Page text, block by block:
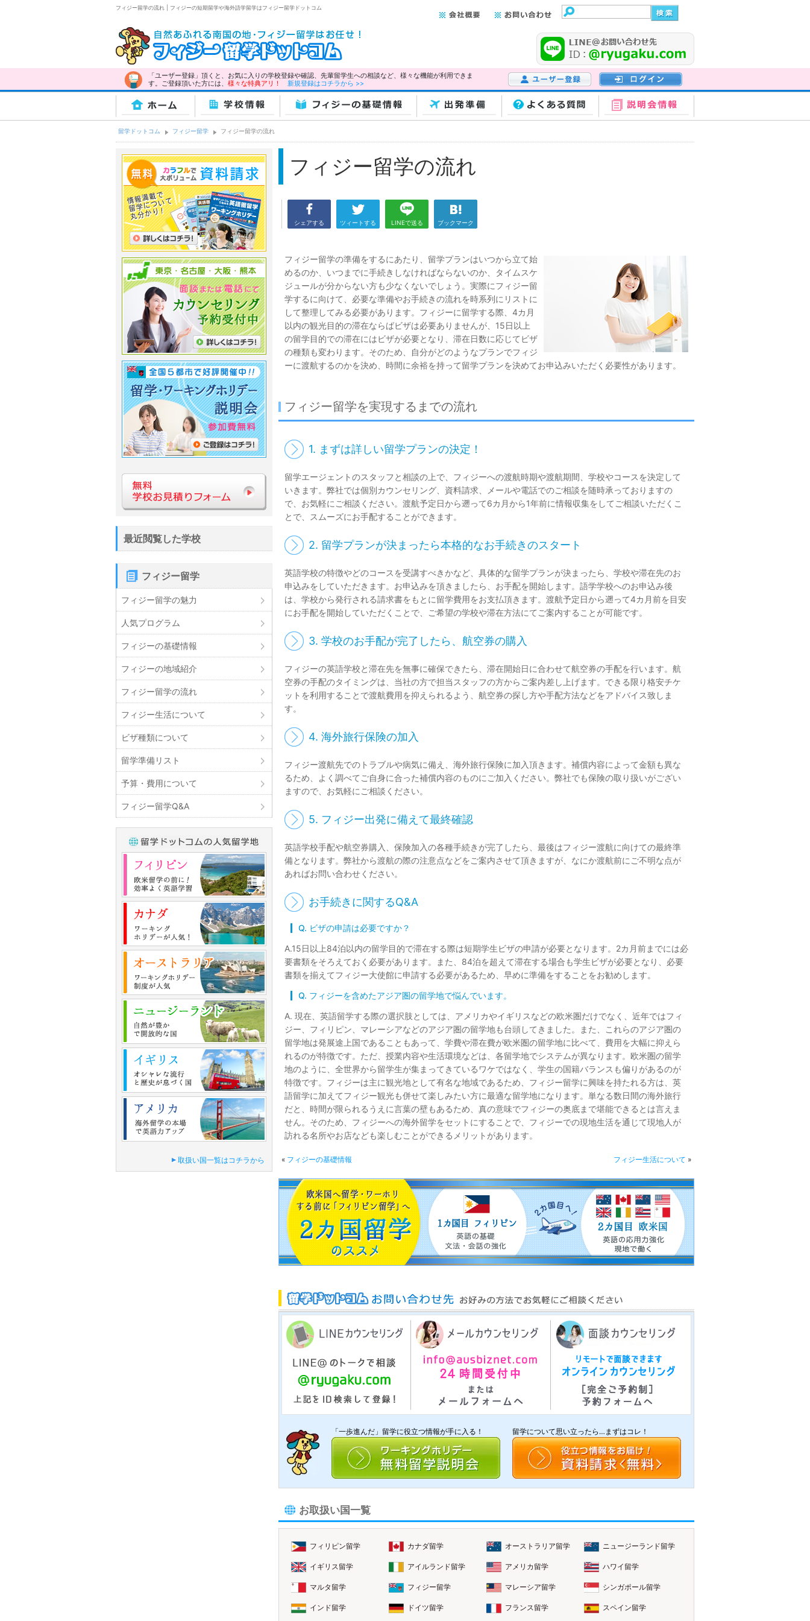
フィジー留学の流れ | フィジーの短期留学や海外語学留学はフィジー留学ドットコム
「ユーザー登録」頂くと、お気に入りの学校登録や確認、先輩留学生への相談など、様々な機能が利用できま
す。ご登録頂いた方には、 様々な特典アリ！
新規登録はコチラから >>
ユーザー登録
ログイン
ホーム 学校情報
留学ドットコム フィジー留学 フィジー留学の流れ
フィジー留学の流れ
シェアする ツィートする LINEで送る ブックマーク
フィジー留学の準備をするにあたり、留学プランはいつから立て始
めるのか、いつまでに手続きしなければならないのか、タイムスケ
ジュールが分からない方も少なくないでしょう。実際にフィジー留
学するに向けて、必要な準備やお手続きの流れを時系列にリストに
して整理してみる必要があります。フィジーに留学する際、4カ月
以内の観光目的の滞在ならばビザは必要ありませんが、15日以上
の留学目的での滞在にはビザが必要となり、滞在日数に応じてビザ
の種類も変わります。そのため、自分がどのようなプランでフィジ
ーに渡航するのかを決め、時間に余裕を持って留学プランを決めてお申込みいただく必要性があります。
フィジー留学を実現するまでの流れ
1. まずは詳しい留学プランの決定！
留学エージェントのスタッフと相談の上で、フィジーへの渡航時期や渡航期間、学校やコースを決定して
いきます。弊社では個別カウンセリング、資料請求、メールや電話でのご相談を随時承っておりますの
で、お気軽にご相談ください。渡航予定日から遡って6カ月から1年前に情報収集をしてご相談いただくこ
とで、スムーズにお手配することができます。
2. 留学プランが決まったら本格的なお手続きのスタート
英語学校の特徴やどのコースを受講すべきかなど、具体的な留学プランが決まったら、学校や滞在先のお
申込みをしていただきます。お申込みを頂きましたら、お手配を開始します。語学学校へのお申込み後
は、学校から発行される請求書をもとに留学費用をお支払頂きます。渡航予定日から遡って4カ月前を目安
にお手配を開始していただくことで、ご希望の学校や滞在方法にてご案内することが可能です。
3. 学校のお手配が完了したら、航空券の購入
フィジーの英語学校と滞在先を無事に確保できたら、滞在開始日に合わせて航空券の手配を行います。航
空券の手配のタイミングは、当社の方で担当スタッフの方からご案内差し上げます。できる限り格安チケ
ットを利用することで渡航費用を抑えられるよう、航空券の探し方や手配方法などをアドバイス致しま
す。
4. 海外旅行保険の加入
フィジー渡航先でのトラブルや病気に備え、海外旅行保険に加入頂きます。補償内容によって金額も異な
るため、よく調べてご自身に合った補償内容のものにご加入ください。弊社でも保険の取り扱いがござい
ますので、お気軽にご相談ください。
5. フィジー出発に備えて最終確認
英語学校手配や航空券購入、保険加入の各種手続きが完了したら、最後はフィジー渡航に向けての最終準
備となります。弊社から渡航の際の注意点などをご案内させて頂きますが、なにか渡航前にご不明な点が
あればお問い合わせください。
お手続きに関するQ&A
Q. ビザの申請は必要ですか？
A.15日以上84泊以内の留学目的で滞在する際は短期学生ビザの申請が必要となります。2カ月前までには必
要書類をそろえておく必要があります。また、84泊を超えて滞在する場合も学生ビザが必要となり、必要
書類を揃えてフィジー大使館に申請する必要があるため、早めに準備をすることをお勧めします。
Q. フィジーを含めたアジア圏の留学地で悩んでいます。
A. 現在、英語留学する際の選択肢としては、アメリカやイギリスなどの欧米圏だけでなく、近年ではフィ
ジー、フィリピン、マレーシアなどのアジア圏の留学地も台頭してきました。また、これらのアジア圏の
留学地は発展途上国であることもあって、学費や滞在費が欧米圏の留学地に比べて、費用を大幅に抑えら
れるのが特徴です。ただ、授業内容や生活環境などは、各留学地でシステムが異なります。欧米圏の留学
地のように、全世界から留学生が集まってきているワケではなく、学生の国籍バランスも偏りがあるのが
特徴です。フィジーは主に観光地として有名な地域であるため、フィジー留学に興味を持たれる方は、英
語留学に加えてフィジー観光も併せて楽しみたい方に最適な留学地になります。単なる数日間の海外旅行
だと、時間が限られるうえに言葉の壁もあるため、真の意味でフィジーの奥底まで堪能できるとは言えま
せん。そのため、フィジーへの海外留学をセットにすることで、フィジーでの現地生活を通じて現地人が
訪れる名所やお店なども楽しむことができるメリットがあります。
« フィジーの基礎情報 フィジー生活について »
「一歩進んだ」留学に役立つ情報が手に入る！ 留学について思い立ったら…まずはコレ！
お取扱い国一覧
フィリピン留学 カナダ留学 オーストラリア留学 ニュージーランド留学
イギリス留学 アイルランド留学 アメリカ留学 ハワイ留学
マルタ留学 フィジー留学 マレーシア留学 シンガポール留学
インド留学 ドイツ留学 フランス留学 スペイン留学
最近閲覧した学校
フィジー留学
フィジー留学の魅力
人気プログラム
フィジーの基礎情報
フィジーの地域紹介
フィジー留学の流れ
フィジー生活について
ビザ種類について
留学準備リスト
予算・費用について
フィジー留学Q&A
取扱い国一覧はコチラから